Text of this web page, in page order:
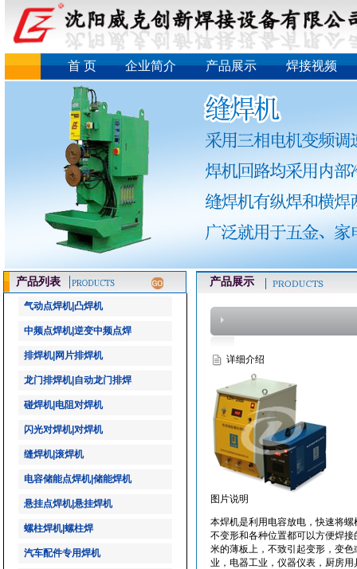
首 页 企业简介 产品展示 焊接视频
产品列表
气动点焊机|凸焊机
中频点焊机|逆变中频点焊
排焊机|网片排焊机
龙门排焊机|自动龙门排焊
碰焊机|电阻对焊机
闪光对焊机|对焊机
缝焊机|滚焊机
电容储能点焊机|储能焊机
悬挂点焊机|悬挂焊机
螺柱焊机|螺柱焊
汽车配件专用焊机
产品展示
详细介绍
图片说明
本焊机是利用电容放电，快速将
不变形和各种位置都可以方便焊
米的薄板上，不致引起变形，变
业，电器工业，仪器仪表，厨房